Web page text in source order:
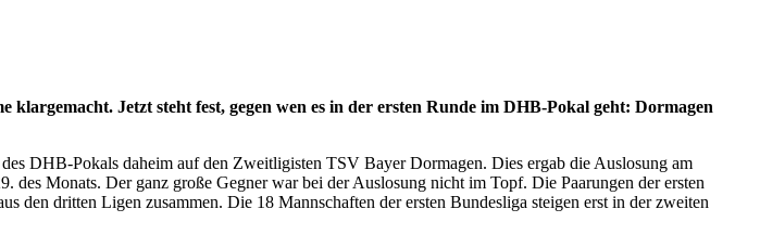
Jetzt steht fest, gegen wen es in der ersten Runde im DHB-Pokal geht: Dormagen
DHB-Pokals daheim auf den Zweitligisten TSV Bayer Dormagen. Dies ergab die Auslosung am
Monats. Der ganz große Gegner war bei der Auslosung nicht im Topf. Die Paarungen der ersten
den dritten Ligen zusammen. Die 18 Mannschaften der ersten Bundesliga steigen erst in der zweiten